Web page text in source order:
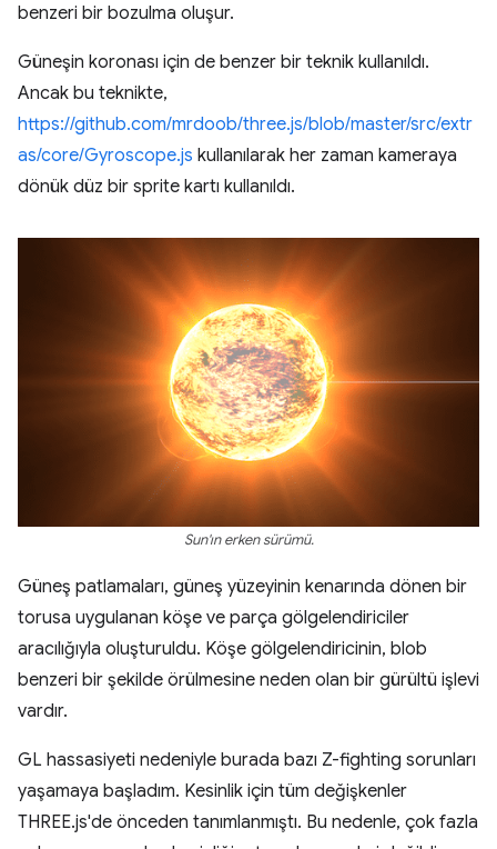
benzeri bir bozulma oluşur.
Güneşin koronası için de benzer bir teknik kullanıldı.
Ancak bu teknikte,
https://github.com/mrdoob/three.js/blob/master/src/extr
as/core/Gyroscope.js kullanılarak her zaman kameraya
dönük düz bir sprite kartı kullanıldı.
Sun'ın erken sürümü.
Güneş patlamaları, güneş yüzeyinin kenarında dönen bir
torusa uygulanan köşe ve parça gölgelendiriciler
aracılığıyla oluşturuldu. Köşe gölgelendiricinin, blob
benzeri bir şekilde örülmesine neden olan bir gürültü işlevi
vardır.
GL hassasiyeti nedeniyle burada bazı Z-fighting sorunları
yaşamaya başladım. Kesinlik için tüm değişkenler
THREE.js'de önceden tanımlanmıştı. Bu nedenle, çok fazla